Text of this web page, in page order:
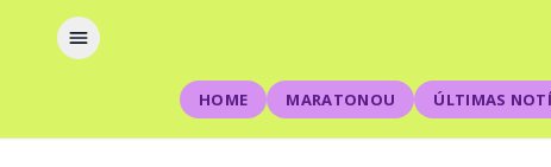
HOME MARATONOU ÚLTIMAS